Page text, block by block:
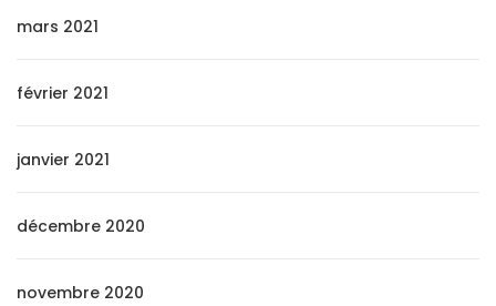
mars 2021
février 2021
janvier 2021
décembre 2020
novembre 2020